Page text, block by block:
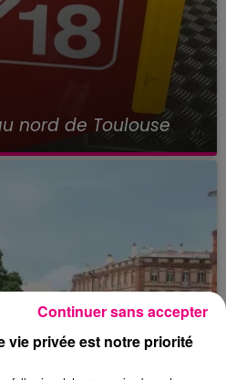
nord de Toulouse
vie privée est notre priorité
Continuer sans accepter